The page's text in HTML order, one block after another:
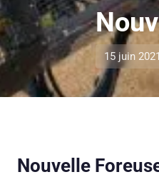
15 juin 2021
Nouvelle